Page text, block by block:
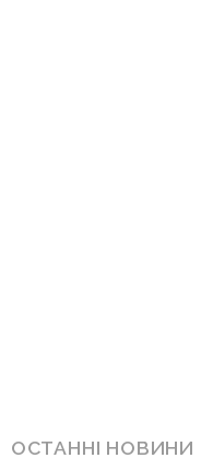
ОСТАННІ НОВИНИ